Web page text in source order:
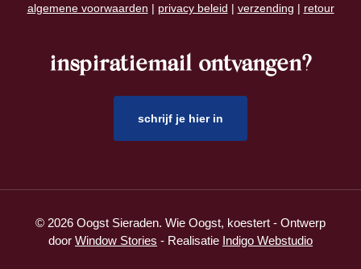
algemene voorwaarden | privacy beleid | verzending | retour
inspiratiemail ontvangen?
schrijf je hier in
© 2026 Oogst Sieraden. Wie Oogst, koestert - Ontwerp
door Window Stories - Realisatie Indigo Webstudio